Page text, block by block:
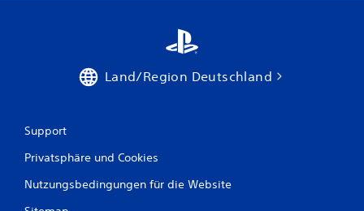
Land/Region Deutschland
Support
Privatsphäre und Cookies
Nutzungsbedingungen für die Website